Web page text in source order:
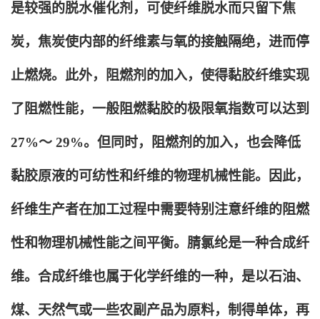
是较强的脱水催化剂，可使纤维脱水而只留下焦
炭，焦炭使内部的纤维素与氧的接触隔绝，进而停
止燃烧。此外，阻燃剂的加入，使得黏胶纤维实现
了阻燃性能，一般阻燃黏胶的极限氧指数可以达到
27%～ 29%。但同时，阻燃剂的加入，也会降低
黏胶原液的可纺性和纤维的物理机械性能。因此，
纤维生产者在加工过程中需要特别注意纤维的阻燃
性和物理机械性能之间平衡。腈氯纶是一种合成纤
维。合成纤维也属于化学纤维的一种，是以石油、
煤、天然气或一些农副产品为原料，制得单体，再